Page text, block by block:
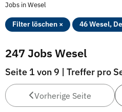
Jobs in Wesel
Filter löschen × 46 Wesel,
247 Jobs Wesel
Seite 1 von 9 | Treffer pro
Vorherige Seite